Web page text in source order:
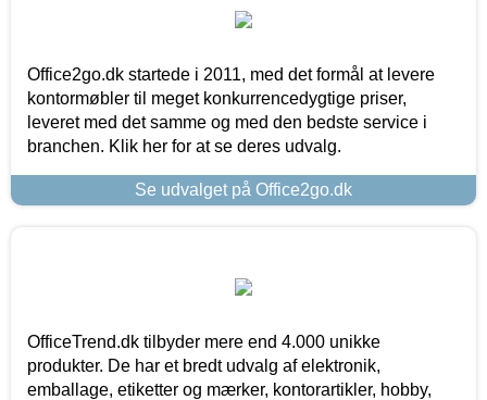
Office2go.dk startede i 2011, med det formål at levere
kontormøbler til meget konkurrencedygtige priser,
leveret med det samme og med den bedste service i
branchen. Klik her for at se deres udvalg.
Se udvalget på Office2go.dk
OfficeTrend.dk tilbyder mere end 4.000 unikke
produkter. De har et bredt udvalg af elektronik,
emballage, etiketter og mærker, kontorartikler, hobby,